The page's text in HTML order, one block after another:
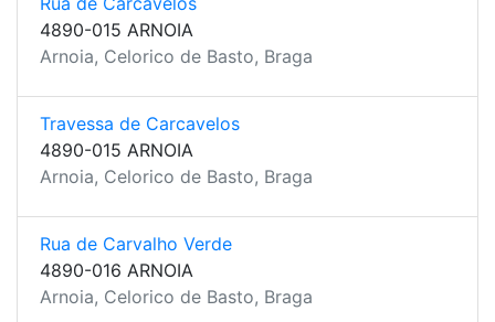
4890-015 ARNOIA
Arnoia, Celorico de Basto, Braga
Travessa de Carcavelos
4890-015 ARNOIA
Arnoia, Celorico de Basto, Braga
Rua de Carvalho Verde
4890-016 ARNOIA
Arnoia, Celorico de Basto, Braga